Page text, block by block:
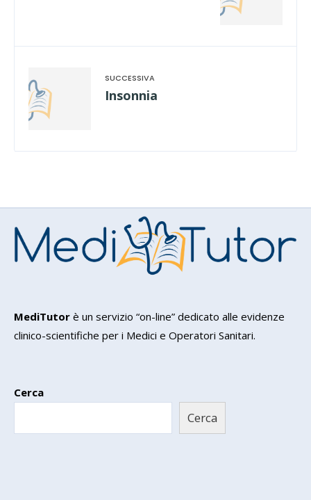
Insonnia
MediTutor è un servizio “on-line” dedicato alle evidenze
clinico-scientifiche per i Medici e Operatori Sanitari.
Cerca
Cerca